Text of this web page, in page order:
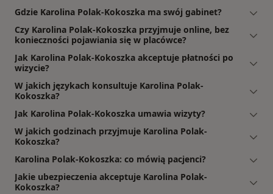
Gdzie Karolina Polak-Kokoszka ma swój gabinet?
Czy Karolina Polak-Kokoszka przyjmuje online, bez
konieczności pojawiania się w placówce?
Jak Karolina Polak-Kokoszka akceptuje płatności po
wizycie?
W jakich językach konsultuje Karolina Polak-
Kokoszka?
Jak Karolina Polak-Kokoszka umawia wizyty?
W jakich godzinach przyjmuje Karolina Polak-
Kokoszka?
Karolina Polak-Kokoszka: co mówią pacjenci?
Jakie ubezpieczenia akceptuje Karolina Polak-
Kokoszka?